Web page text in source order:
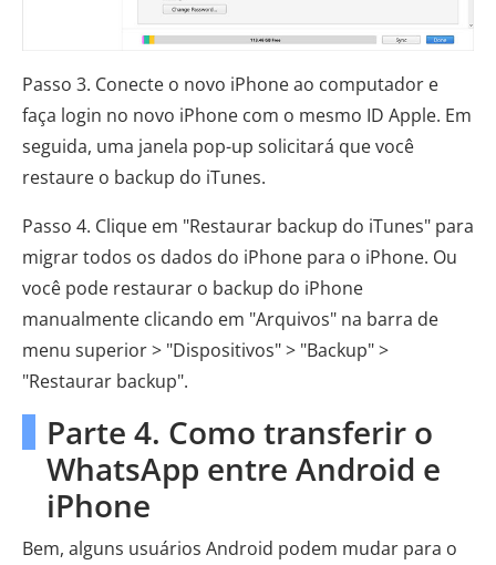
Passo 3. Conecte o novo iPhone ao computador e
faça login no novo iPhone com o mesmo ID Apple. Em
seguida, uma janela pop-up solicitará que você
restaure o backup do iTunes.
Passo 4. Clique em "Restaurar backup do iTunes" para
migrar todos os dados do iPhone para o iPhone. Ou
você pode restaurar o backup do iPhone
manualmente clicando em "Arquivos" na barra de
menu superior > "Dispositivos" > "Backup" >
"Restaurar backup".
Parte 4. Como transferir o
WhatsApp entre Android e
iPhone
Bem, alguns usuários Android podem mudar para o